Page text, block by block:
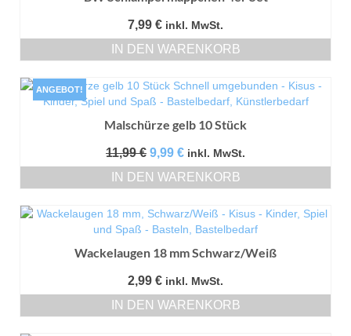
7,99 € inkl. MwSt.
IN DEN WARENKORB
ANGEBOT!
Malschürze gelb 10 Stück
11,99€ Ursprünglicher
Preis
war:
9,99 €Aktueller
Preis
ist:
inkl. MwSt.
IN DEN WARENKORB
Wackelaugen 18 mm Schwarz/Weiß
2,99 € inkl. MwSt.
IN DEN WARENKORB